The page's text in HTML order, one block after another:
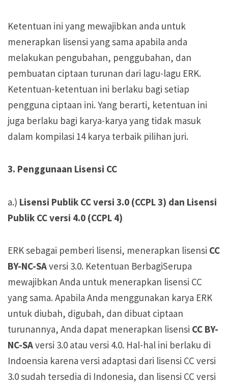
Ketentuan ini yang mewajibkan anda untuk
menerapkan lisensi yang sama apabila anda
melakukan pengubahan, penggubahan, dan
pembuatan ciptaan turunan dari lagu-lagu ERK.
Ketentuan-ketentuan ini berlaku bagi setiap
pengguna ciptaan ini. Yang berarti, ketentuan ini
juga berlaku bagi karya-karya yang tidak masuk
dalam kompilasi 14 karya terbaik pilihan juri.
3. Penggunaan Lisensi CC
a.) Lisensi Publik CC versi 3.0 (CCPL 3) dan Lisensi
Publik CC versi 4.0 (CCPL 4)
ERK sebagai pemberi lisensi, menerapkan lisensi CC
BY-NC-SAversi 3.0. Ketentuan BerbagiSerupa
mewajibkan Anda untuk menerapkan lisensi CC
yang sama. Apabila Anda menggunakan karya ERK
untuk diubah, digubah, dan dibuat ciptaan
turunannya, Anda dapat menerapkan lisensi CC BY-
NC-SAversi 3.0 atau versi 4.0. Hal-hal ini berlaku di
Indoensia karena versi adaptasi dari lisensi CC versi
3.0 sudah tersedia di Indonesia, dan lisensi CC versi